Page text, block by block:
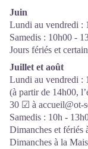
Juin
Lundi au vendredi :
Samedis : 10h00 -
Jours fériés et
Juillet et août
Lundi au vendredi :
(à partir de 14h00,
30 ☑ à accueil@ot-
Samedis : 10h -
Dimanches et fériés
Dimanches à la